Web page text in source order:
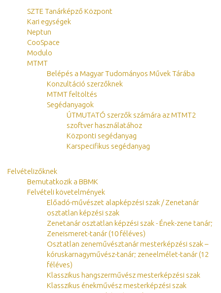
SZTE Tanárképző Központ
Kari egységek
Neptun
CooSpace
Modulo
MTMT
Belépés a Magyar Tudományos Művek Tárába
Konzultáció szerzőknek
MTMT feltöltés
Segédanyagok
ÚTMUTATÓ szerzők számára az MTMT2
szoftver használatához
Központi segédanyag
Karspecifikus segédanyag
Felvételizőknek
Bemutatkozik a BBMK
Felvételi követelmények
Előadó-művészet alapképzési szak / Zenetanár
osztatlan képzési szak
Zenetanár osztatlan képzési szak - Ének-zene tanár;
Zeneismeret-tanár (10 féléves)
Osztatlan zeneművésztanár mesterképzési szak –
kóruskarnagyművész-tanár; zeneelmélet-tanár (12
féléves)
Klasszikus hangszerművész mesterképzési szak
Klasszikus énekművész mesterképzési szak